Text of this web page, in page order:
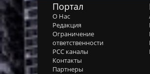
Портал
О Нас
Редакция
Ограничение
ответственности
РСС каналы
Контакты
Партнеры